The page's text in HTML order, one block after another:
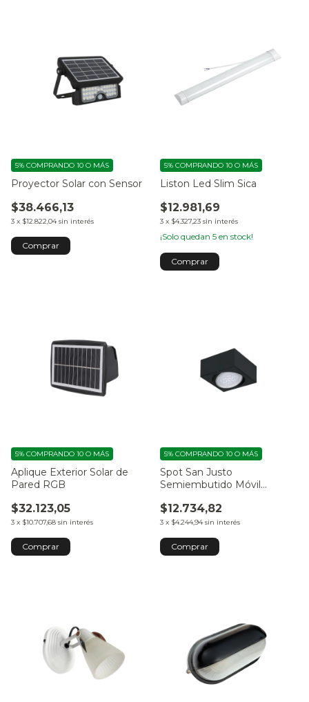
Proyector Solar con Sensor
$38.466,13
3 x $12.822,04 sin interés
5% COMPRANDO 10 O MÁS
Liston Led Slim Sica
$12.981,69
3 x $4.327,23 sin interés
5% COMPRANDO 10 O MÁS
¡Solo quedan 5 en stock!
Comprar
Aplique Exterior Solar de
Pared RGB
$32.123,05
3 x $10.707,68 sin interés
5% COMPRANDO 10 O MÁS
Spot San Justo
Semiembutido Móvil
$12.734,82
3 x $4.244,94 sin interés
5% COMPRANDO 10 O MÁS
Comprar